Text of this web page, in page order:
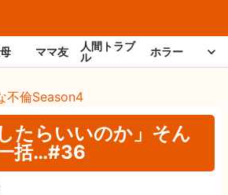
ママ友
人間トラブ
ル
ホラー
不倫Season4
たらいいのか」そん
括…#36